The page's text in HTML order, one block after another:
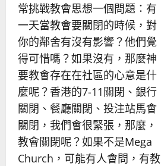
常挑戰教會思想一個問題：有
一天當教會要關閉的時候，對
你的鄰舍有沒有影響？他們覺
得可惜嗎？如果沒有，那麼神
要教會存在在社區的心意是什
麼呢？香港的7-11關閉、銀行
關閉、餐廳關閉、投注站馬會
關閉，我們會很緊張，那麼，
教會關閉呢？如果不是Mega
Church，可能有人會問，有教